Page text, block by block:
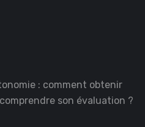
: comment obtenir
son évaluation ?